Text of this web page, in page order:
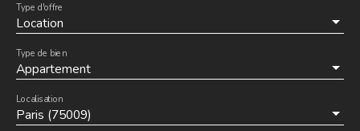
Location
Type d'offre
Appartement
Type de bien
Paris (75009)
Localisation